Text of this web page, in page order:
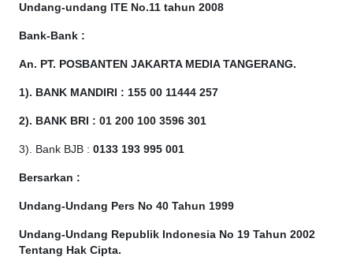
Undang-undang ITE No.11 tahun 2008
Bank-Bank :
An. PT. POSBANTEN JAKARTA MEDIA TANGERANG.
1). BANK MANDIRI : 155 00 11444 257
2). BANK BRI : 01 200 100 3596 301
3). Bank BJB : 0133 193 995 001
Bersarkan :
Undang-Undang Pers No 40 Tahun 1999
Undang-Undang Republik Indonesia No 19 Tahun 2002
Tentang Hak Cipta.